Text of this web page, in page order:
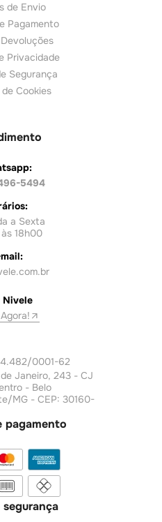
de Envio
Pagamento
Privacidade
Segurança
Cookies
5494
a Sexta
18h00
Nivele
0001-62
de Janeiro, 243 - CJ
- Belo
MG - CEP: 30160-
pagamento
segurança